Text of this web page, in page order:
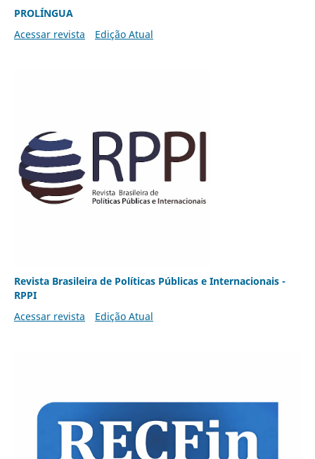
PROLÍNGUA
Acessar revista
Edição Atual
Revista Brasileira de Políticas Públicas e Internacionais -
RPPI
Acessar revista
Edição Atual